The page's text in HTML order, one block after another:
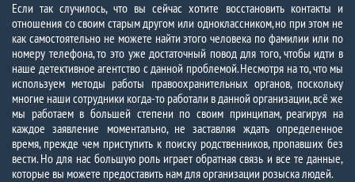
Если так случилось, что вы сейчас хотите восстановить контакты и
отношения со своим старым другом или одноклассником, но при этом не
как самостоятельно не можете найти этого человека по фамилии или по
номеру телефона, то это уже достаточный повод для того, чтобы идти в
наше детективное агентство с данной проблемой. Несмотря на то, что мы
используем методы работы правоохранительных органов, поскольку
многие наши сотрудники когда-то работали в данной организации, всё же
мы работаем в большей степени по своим принципам, реагируя на
каждое заявление моментально, не заставляя ждать определенное
время, прежде чем приступить к поиску родственников, пропавших без
вести. Но для нас большую роль играет обратная связь и все те данные,
которые вы можете предоставить нам для организации розыска людей.